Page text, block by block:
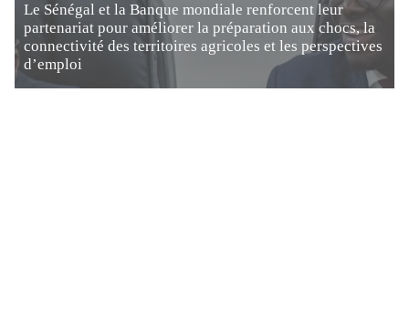
Le Sénégal et la Banque mondiale renforcent leur
partenariat pour améliorer la préparation aux chocs, la
connectivité des territoires agricoles et les perspectives
d’emploi